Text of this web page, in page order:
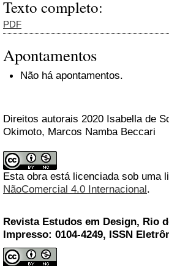
Texto completo:
PDF
Apontamentos
Não há apontamentos.
Direitos autorais 2020 Isabella de
Okimoto, Marcos Namba Beccari
Esta obra está licenciada sob uma
NãoComercial 4.0 Internacional.
Revista Estudos em Design, Rio
Impresso: 0104-4249, ISSN